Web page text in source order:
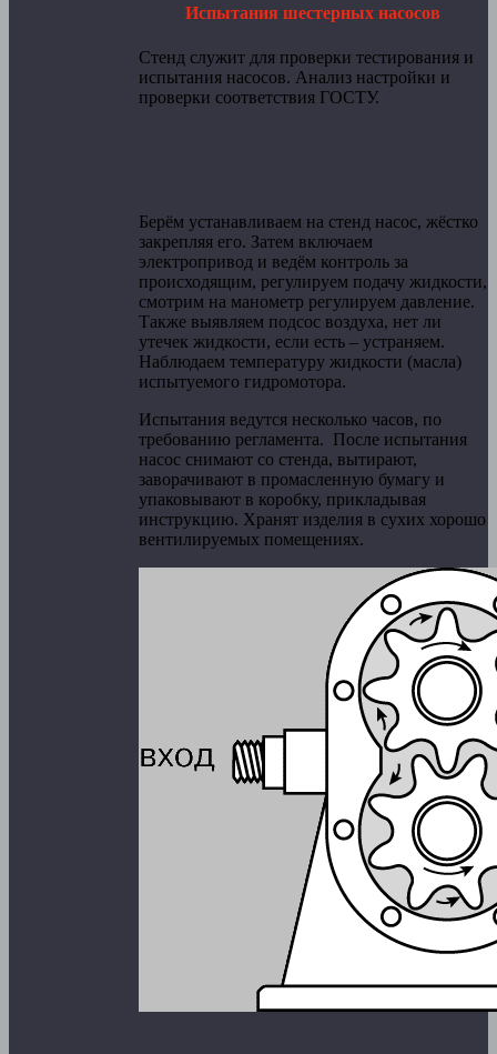
Испытания шестерных насосов
Стенд служит для проверки тестирования и
испытания насосов. Анализ настройки и
проверки соответствия ГОСТУ.
Берём устанавливаем на стенд насос, жёстко
закрепляя его. Затем включаем
электропривод и ведём контроль за
происходящим, регулируем подачу жидкости,
смотрим на манометр регулируем давление.
Также выявляем подсос воздуха, нет ли
утечек жидкости, если есть – устраняем.
Наблюдаем температуру жидкости (масла)
испытуемого гидромотора.
Испытания ведутся несколько часов, по
требованию регламента. После испытания
насос снимают со стенда, вытирают,
заворачивают в промасленную бумагу и
упаковывают в коробку, прикладывая
инструкцию. Хранят изделия в сухих хорошо
вентилируемых помещениях.